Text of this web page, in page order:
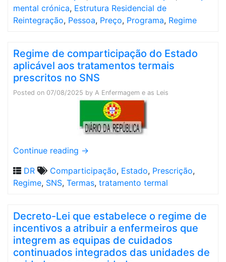
mental crónica, Estrutura Residencial de
Reintegração, Pessoa, Preço, Programa, Regime
Regime de comparticipação do Estado
aplicável aos tratamentos termais
prescritos no SNS
Posted on 07/08/2025 by A Enfermagem e as Leis
Continue reading →
DR
Comparticipação, Estado, Prescrição,
Regime, SNS, Termas, tratamento termal
Decreto-Lei que estabelece o regime de
incentivos a atribuir a enfermeiros que
integrem as equipas de cuidados
continuados integrados das unidades de